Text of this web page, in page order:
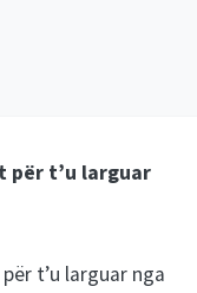
për t’u larguar
t’u larguar nga